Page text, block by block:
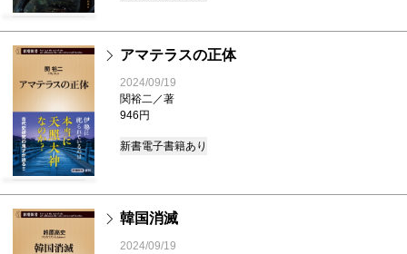
アマテラスの正体
2024/09/19
関裕二／著
946円
新書電子書籍あり
韓国消滅
2024/09/19